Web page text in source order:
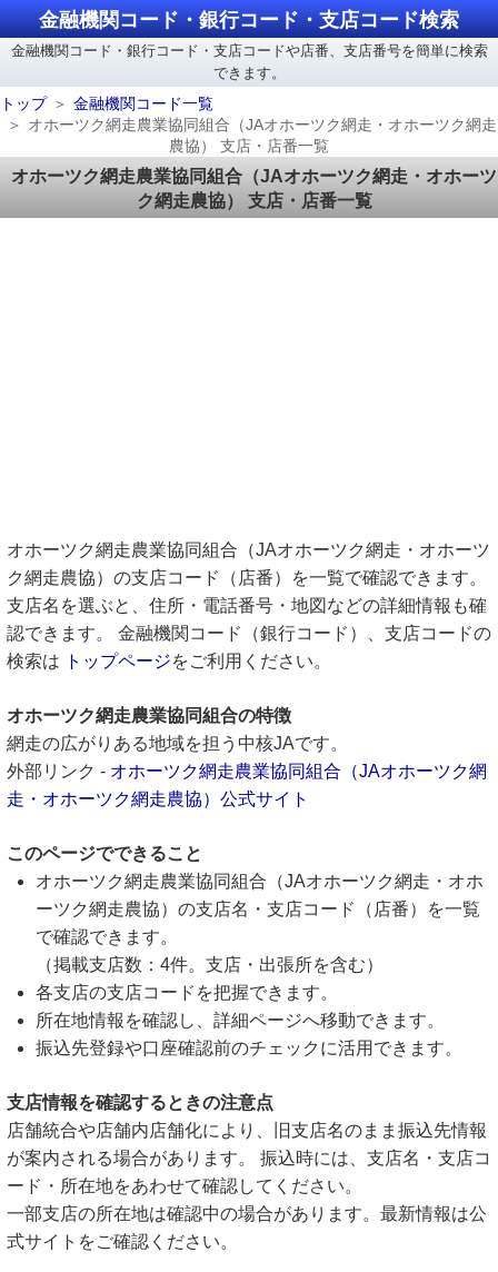
金融機関コード・銀行コード・支店コード検索
金融機関コード・銀行コード・支店コードや店番、支店番号を簡単に検索
できます。
トップ
金融機関コード一覧
オホーツク網走農業協同組合（JAオホーツク網走・オホーツク網走
農協） 支店・店番一覧
オホーツク網走農業協同組合（JAオホーツク網走・オホーツ
ク網走農協） 支店・店番一覧
オホーツク網走農業協同組合（JAオホーツク網走・オホーツ
ク網走農協）の支店コード（店番）を一覧で確認できます。
支店名を選ぶと、住所・電話番号・地図などの詳細情報も確
認できます。 金融機関コード（銀行コード）、支店コードの
検索は
トップページをご利用ください。
オホーツク網走農業協同組合の特徴
網走の広がりある地域を担う中核JAです。
外部リンク - オホーツク網走農業協同組合（JAオホーツク網
走・オホーツク網走農協）公式サイト
このページでできること
オホーツク網走農業協同組合（JAオホーツク網走・オホ
ーツク網走農協）の支店名・支店コード（店番）を一覧
で確認できます。
（掲載支店数：4件。支店・出張所を含む）
各支店の支店コードを把握できます。
所在地情報を確認し、詳細ページへ移動できます。
振込先登録や口座確認前のチェックに活用できます。
支店情報を確認するときの注意点
店舗統合や店舗内店舗化により、旧支店名のまま振込先情報
が案内される場合があります。 振込時には、支店名・支店コ
ード・所在地をあわせて確認してください。
一部支店の所在地は確認中の場合があります。最新情報は公
式サイトをご確認ください。